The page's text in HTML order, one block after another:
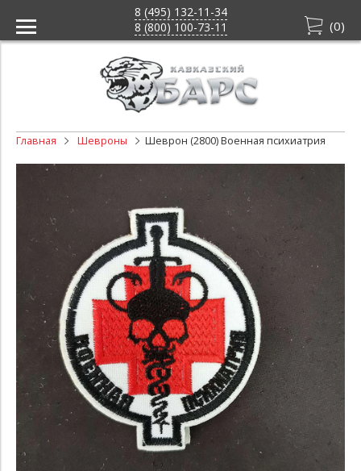
8 (495) 132-11-34
8 (800) 100-73-11
(0)
Главная Шевроны Шеврон (2800) Военная психиатрия